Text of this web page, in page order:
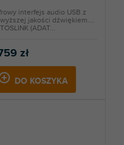
zł
DO KOSZYKA
interfejs audio USB z
jakości dźwiękiem.
(ADAT...